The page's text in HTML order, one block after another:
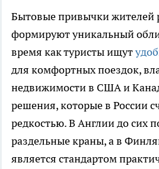
Бытовые привычки жителей
формируют уникальный
время как туристы ищут
для комфортных поездок,
недвижимости в США и
решения, которые в России
редкостью. В Англии до сих
раздельные краны, а в
является стандартом